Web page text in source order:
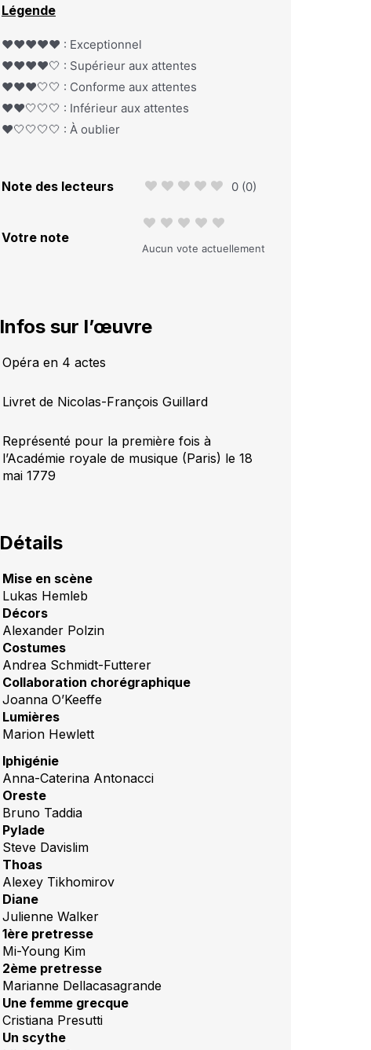
Légende
❤️❤️❤️❤️❤️ : Exceptionnel
❤️❤️❤️❤️🤍 : Supérieur aux attentes
❤️❤️❤️🤍🤍 : Conforme aux attentes
❤️❤️🤍🤍🤍 : Inférieur aux attentes
❤️🤍🤍🤍🤍 : À oublier
Note des lecteurs 0 (0)
Votre note
Aucun vote actuellement
Infos sur l’œuvre
Opéra en 4 actes
Livret de Nicolas-François Guillard
Représenté pour la première fois à
l’Académie royale de musique (Paris) le 18
mai 1779
Détails
Mise en scène
Lukas Hemleb
Décors
Alexander Polzin
Costumes
Andrea Schmidt-Futterer
Collaboration chorégraphique
Joanna O’Keeffe
Lumières
Marion Hewlett
Iphigénie
Anna-Caterina Antonacci
Oreste
Bruno Taddia
Pylade
Steve Davislim
Thoas
Alexey Tikhomirov
Diane
Julienne Walker
1ère pretresse
Mi-Young Kim
2ème pretresse
Marianne Dellacasagrande
Une femme grecque
Cristiana Presutti
Un scythe